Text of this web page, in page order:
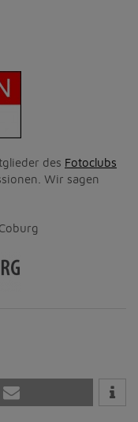
des Fotoclubs
Wir sagen